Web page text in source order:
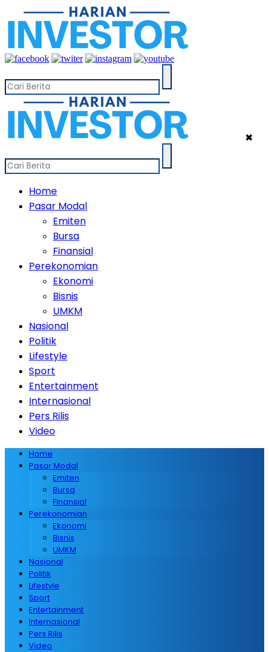
✖
Home
Pasar Modal
Emiten
Bursa
Finansial
Perekonomian
Ekonomi
Bisnis
UMKM
Nasional
Politik
Lifestyle
Sport
Entertainment
Internasional
Pers Rilis
Video
Home
Pasar Modal
Emiten
Bursa
Finansial
Perekonomian
Ekonomi
Bisnis
UMKM
Nasional
Politik
Lifestyle
Sport
Entertainment
Internasional
Pers Rilis
Video